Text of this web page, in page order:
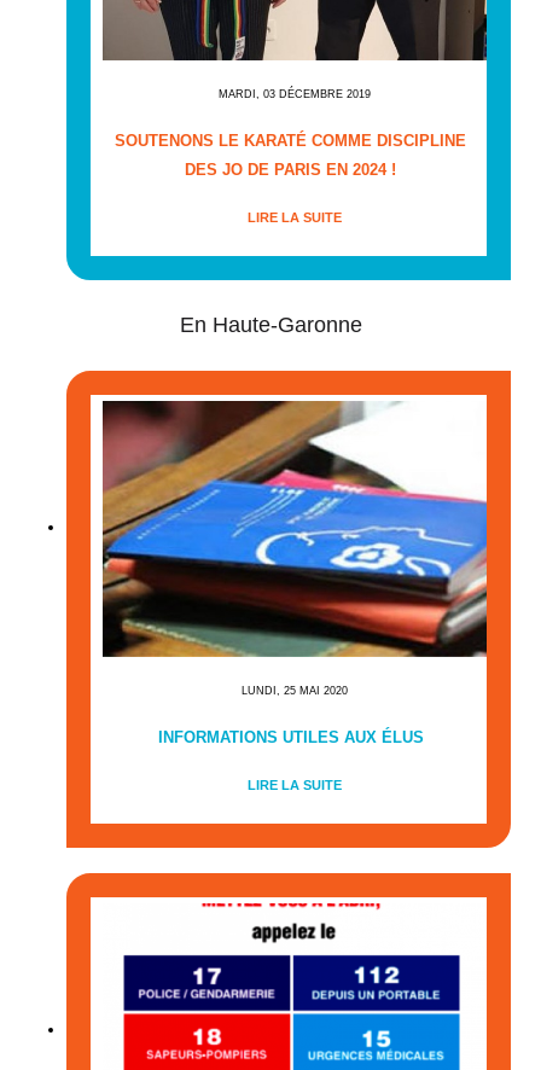
MARDI, 03 DÉCEMBRE 2019
SOUTENONS LE KARATÉ COMME DISCIPLINE
DES JO DE PARIS EN 2024 !
LIRE LA SUITE
En Haute-Garonne
LUNDI, 25 MAI 2020
INFORMATIONS UTILES AUX ÉLUS
LIRE LA SUITE